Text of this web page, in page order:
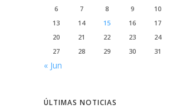
6
7 8 9 10
13
14 15 16 17
20
21 22 23 24
27
28 29 30 31
« Jun
ÚLTIMAS NOTICIAS